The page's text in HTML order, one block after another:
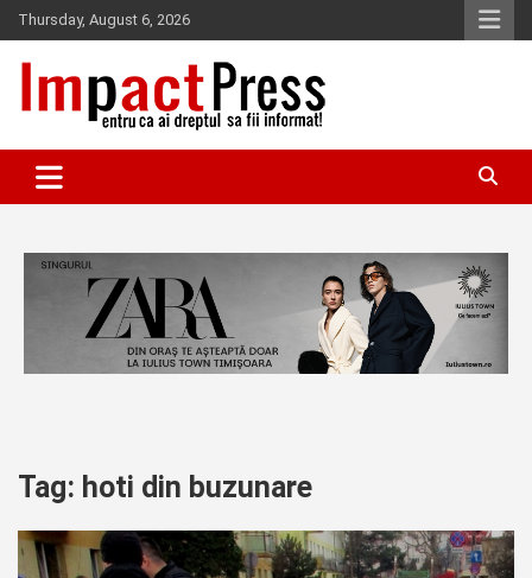
Skip
to
content
Thursday, August 6, 2026
IMPACTPRESS
Tag: hoti din buzunare